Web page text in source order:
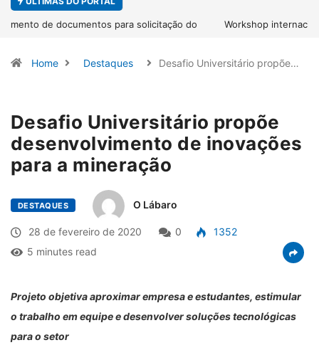
Workshop internacional debate futuro da piscicultura com
Home Destaques Desafio Universitário propõe…
Desafio Universitário propõe
desenvolvimento de inovações
para a mineração
DESTAQUES O Lábaro
28 de fevereiro de 2020 0
1352
5 minutes read
Projeto objetiva aproximar empresa e estudantes, estimular
o trabalho em equipe e desenvolver soluções tecnológicas
para o setor